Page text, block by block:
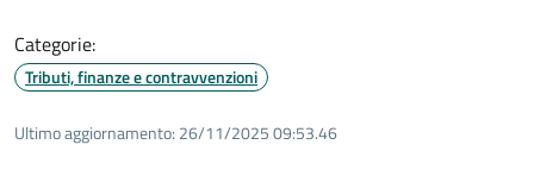
Categorie:
Tributi, finanze e contravvenzioni
Ultimo aggiornamento: 26/11/2025 09:53.46